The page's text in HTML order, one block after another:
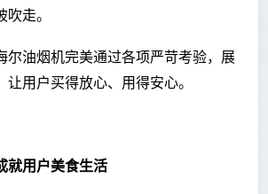
走。
尔油烟机完美通过各项严苛考验，展
让用户买得放心、用得安心。
就用户美食生活